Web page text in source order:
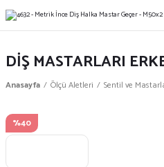
DİŞ MASTARLARI
Anasayfa Ölçü Aletleri Sentil ve
%40